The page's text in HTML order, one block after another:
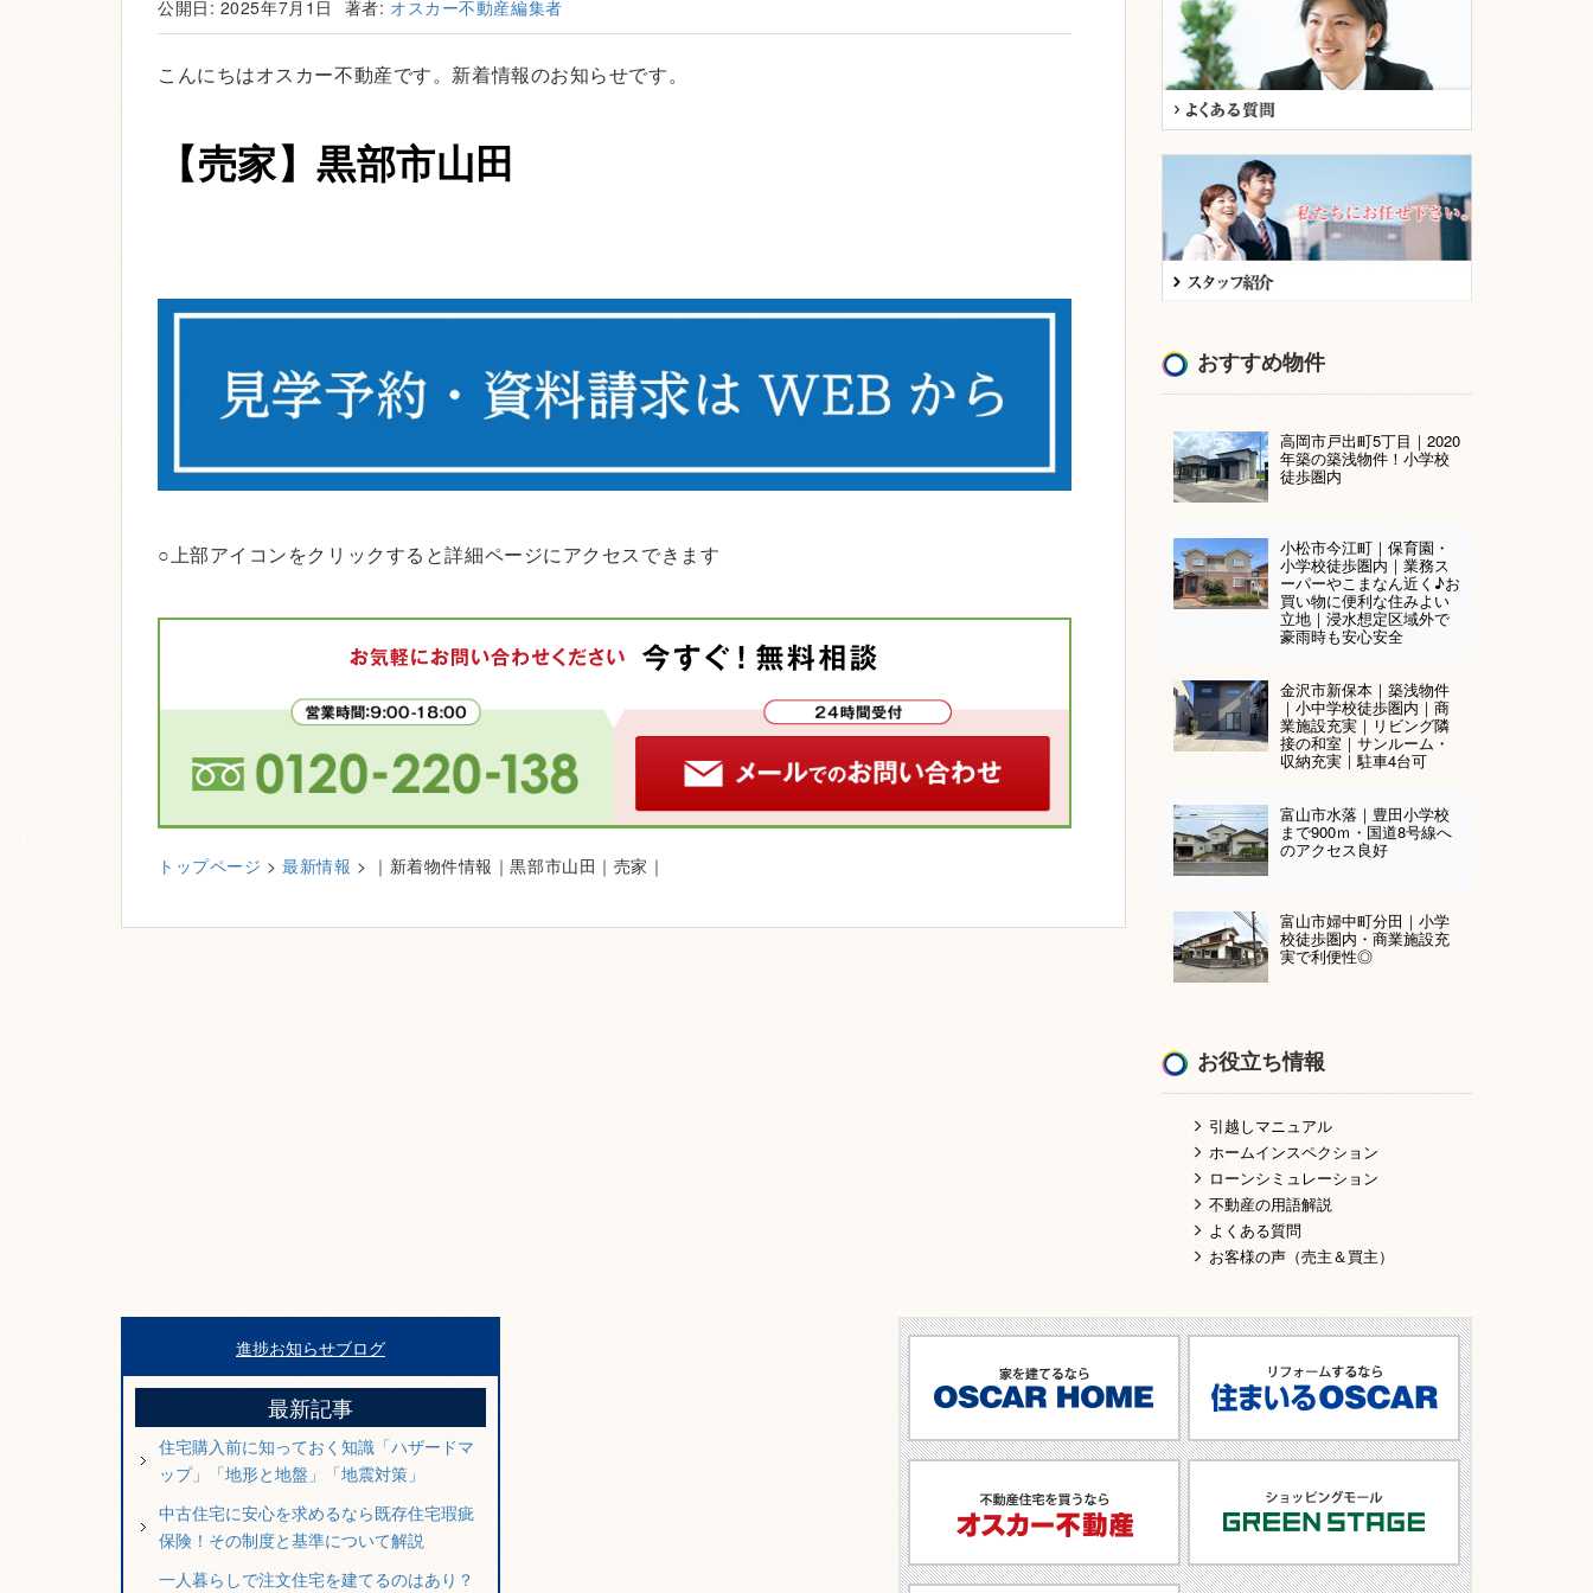
公開日: 2025年7月1日 著者: オスカー不動産編集者
こんにちはオスカー不動産です。新着情報のお知らせです。
【売家】黒部市山田
○上部アイコンをクリックすると詳細ページにアクセスできます
トップページ >最新情報 > ｜新着物件情報｜黒部市山田｜売家｜
おすすめ物件
高岡市戸出町5丁目｜2020
年築の築浅物件！小学校
徒歩圏内
小松市今江町｜保育園・
小学校徒歩圏内｜業務ス
ーパーやこまなん近く♪お
買い物に便利な住みよい
立地｜浸水想定区域外で
豪雨時も安心安全
金沢市新保本｜築浅物件
｜小中学校徒歩圏内｜商
業施設充実｜リビング隣
接の和室｜サンルーム・
収納充実｜駐車4台可
富山市水落｜豊田小学校
まで900ｍ・国道8号線へ
のアクセス良好
富山市婦中町分田｜小学
校徒歩圏内・商業施設充
実で利便性◎
お役立ち情報
引越しマニュアル
ホームインスペクション
ローンシミュレーション
不動産の用語解説
よくある質問
お客様の声（売主＆買主）
進捗お知らせブログ
最新記事
住宅購入前に知っておく知識「ハザードマ
ップ」「地形と地盤」「地震対策」
中古住宅に安心を求めるなら既存住宅瑕疵
保険！その制度と基準について解説
一人暮らしで注文住宅を建てるのはあり？